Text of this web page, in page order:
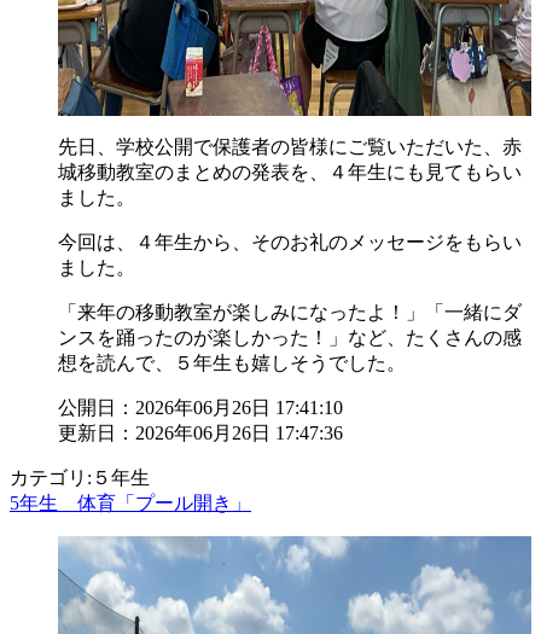
先日、学校公開で保護者の皆様にご覧いただいた、赤
城移動教室のまとめの発表を、４年生にも見てもらい
ました。
今回は、４年生から、そのお礼のメッセージをもらい
ました。
「来年の移動教室が楽しみになったよ！」「一緒にダ
ンスを踊ったのが楽しかった！」など、たくさんの感
想を読んで、５年生も嬉しそうでした。
公開日：2026年06月26日 17:41:10
更新日：2026年06月26日 17:47:36
カテゴリ:５年生
5年生 体育「プール開き」